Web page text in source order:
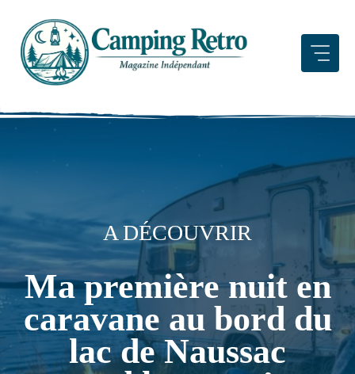
contenu
A DÉCOUVRIR
Ma première nuit en
caravane au bord du
lac de Naussac